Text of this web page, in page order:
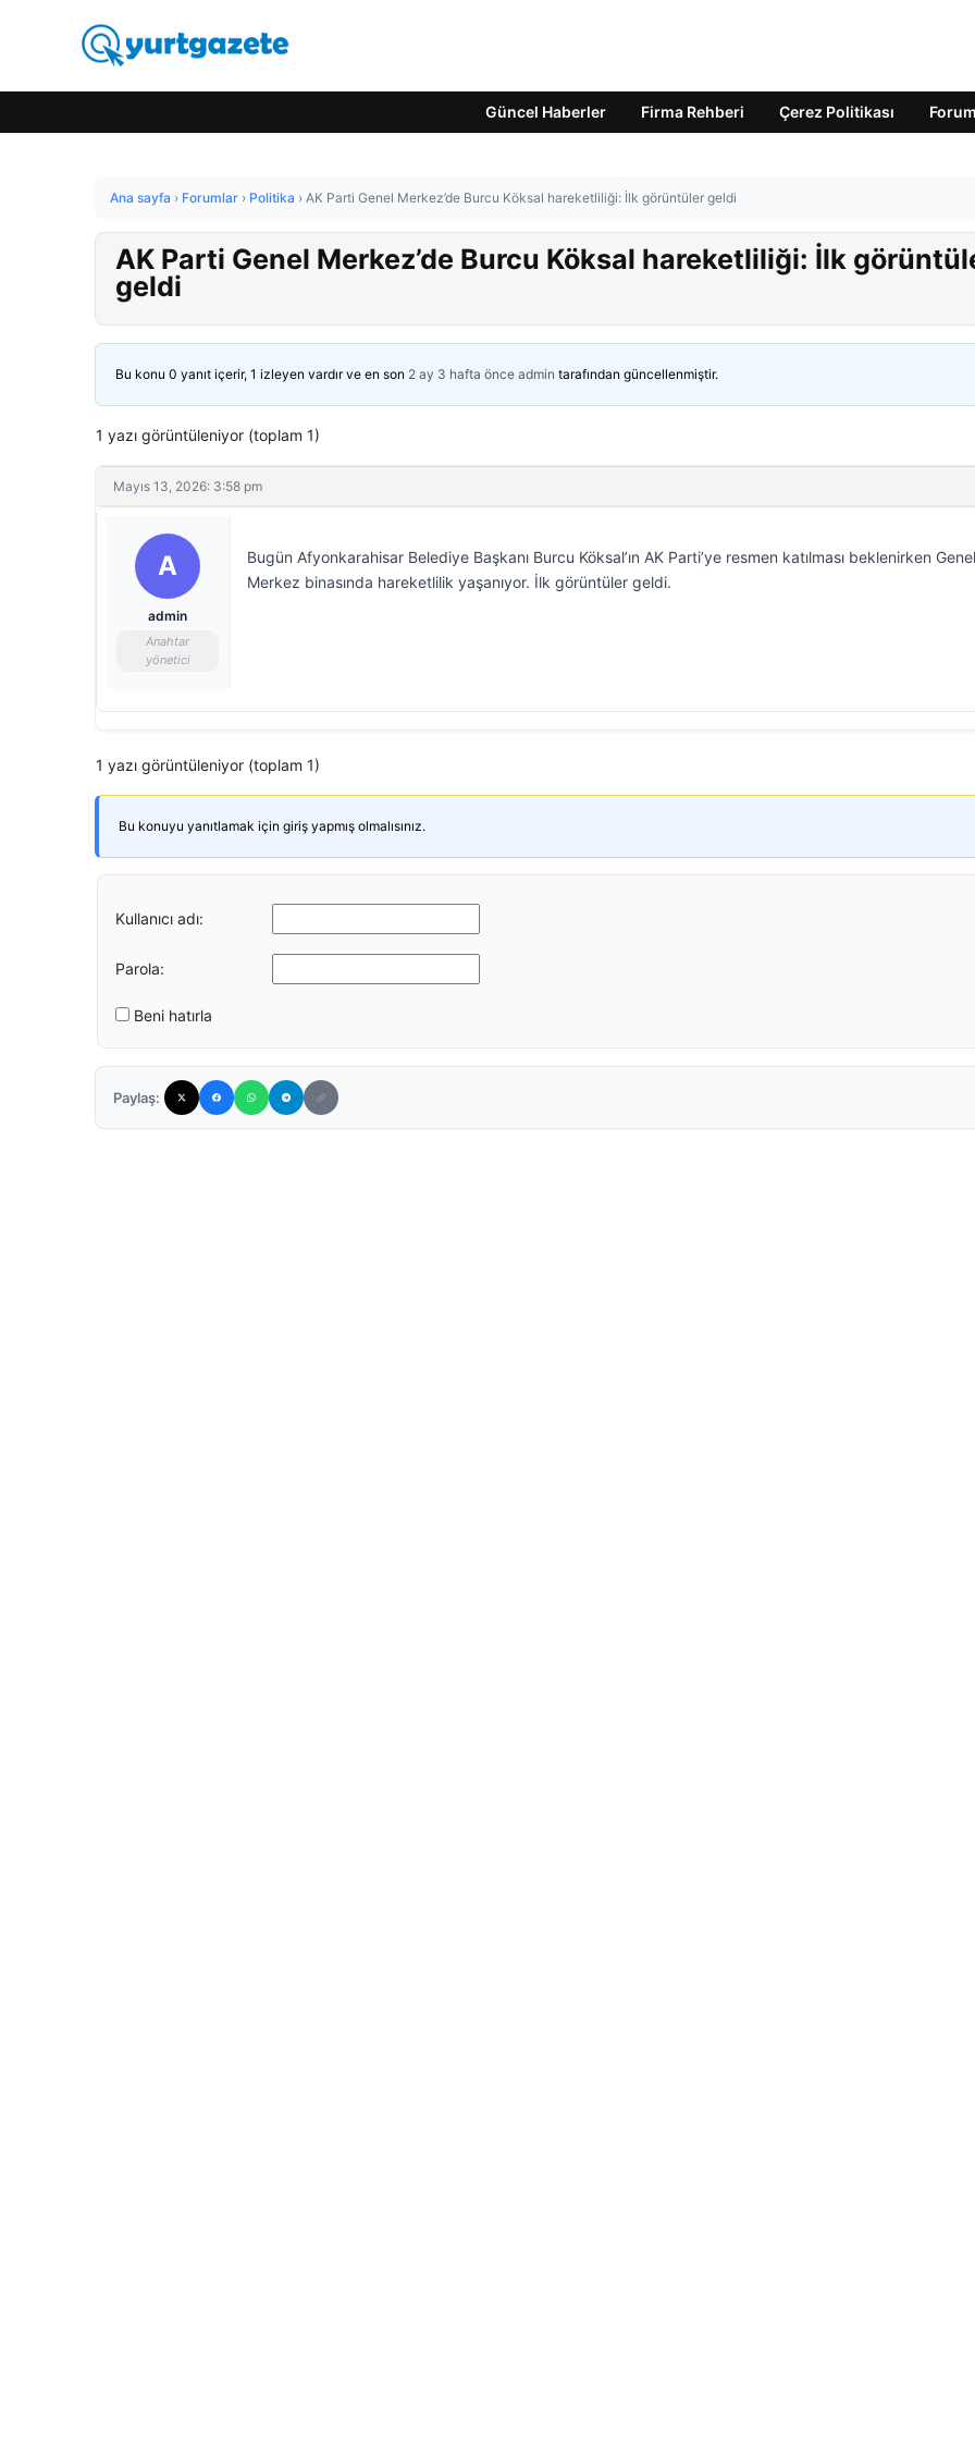
Güncel Haberler Firma Rehberi Çerez Politikası Forum
Ana sayfa › Forumlar › Politika › AK Parti Genel Merkez’de Burcu Köksal hareketliliği: İlk görüntüler geldi
AK Parti Genel Merkez’de Burcu Köksal hareketliliği: İlk
geldi
Bu konu 0 yanıt içerir, 1 izleyen vardır ve en son 2 ay 3 hafta önce admin tarafından güncellenmiştir.
1 yazı görüntüleniyor (toplam 1)
Mayıs 13, 2026: 3:58 pm
A
admin
Anahtar
yönetici
Bugün Afyonkarahisar Belediye Başkanı Burcu Köksal’ın AK Parti’ye resmen katılması beklenirken Genel
Merkez binasında hareketlilik yaşanıyor. İlk görüntüler geldi.
1 yazı görüntüleniyor (toplam 1)
Bu konuyu yanıtlamak için giriş yapmış olmalısınız.
Kullanıcı adı:
Parola:
Beni hatırla
Paylaş: